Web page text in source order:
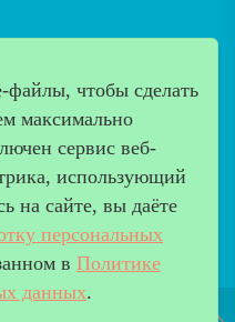
файлы, чтобы сделать
максимально
сервис веб-
использующий
на сайте, вы даёте
персональных
в Политике
данных.